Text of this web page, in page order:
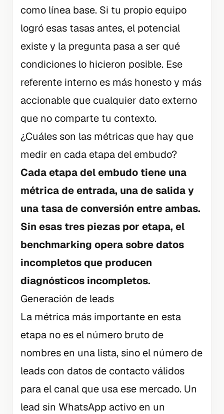
como línea base. Si tu propio equipo
logró esas tasas antes, el potencial
existe y la pregunta pasa a ser qué
condiciones lo hicieron posible. Ese
referente interno es más honesto y más
accionable que cualquier dato externo
que no comparte tu contexto.
¿Cuáles son las métricas que hay que
medir en cada etapa del embudo?
Cada etapa del embudo tiene una
métrica de entrada, una de salida y
una tasa de conversión entre ambas.
Sin esas tres piezas por etapa, el
benchmarking opera sobre datos
incompletos que producen
diagnósticos incompletos.
Generación de leads
La métrica más importante en esta
etapa no es el número bruto de
nombres en una lista, sino el número de
leads con datos de contacto válidos
para el canal que usa ese mercado. Un
lead sin WhatsApp activo en un